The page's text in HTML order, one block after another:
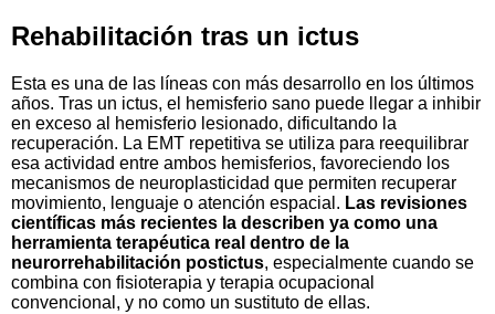
Rehabilitación tras un ictus
Esta es una de las líneas con más desarrollo en los últimos
años. Tras un ictus, el hemisferio sano puede llegar a inhibir
en exceso al hemisferio lesionado, dificultando la
recuperación. La EMT repetitiva se utiliza para reequilibrar
esa actividad entre ambos hemisferios, favoreciendo los
mecanismos de neuroplasticidad que permiten recuperar
movimiento, lenguaje o atención espacial. Las revisiones
científicas más recientes la describen ya como una
herramienta terapéutica real dentro de la
neurorrehabilitación postictus, especialmente cuando se
combina con fisioterapia y terapia ocupacional
convencional, y no como un sustituto de ellas.